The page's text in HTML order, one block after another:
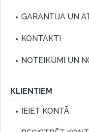
GARANTIJA UN
KONTAKTI
NOTEIKUMI UN
KLIENTIEM
IEIET KONTĀ